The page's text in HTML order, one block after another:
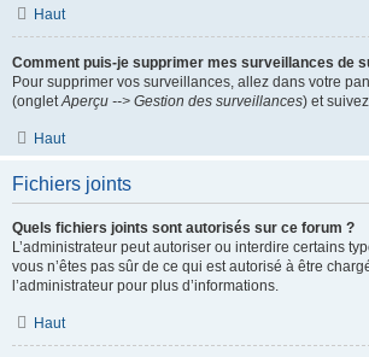
Haut
Comment puis-je supprimer mes surveillances de
Pour supprimer vos surveillances, allez dans votre
(ongletAperçu --> Gestion des surveillances) et
Haut
Fichiers joints
Quels fichiers joints sont autorisés sur ce forum ?
L’administrateur peut autoriser ou interdire certains
vous n’êtes pas sûr de ce qui est autorisé à être
l’administrateur pour plus d’informations.
Haut